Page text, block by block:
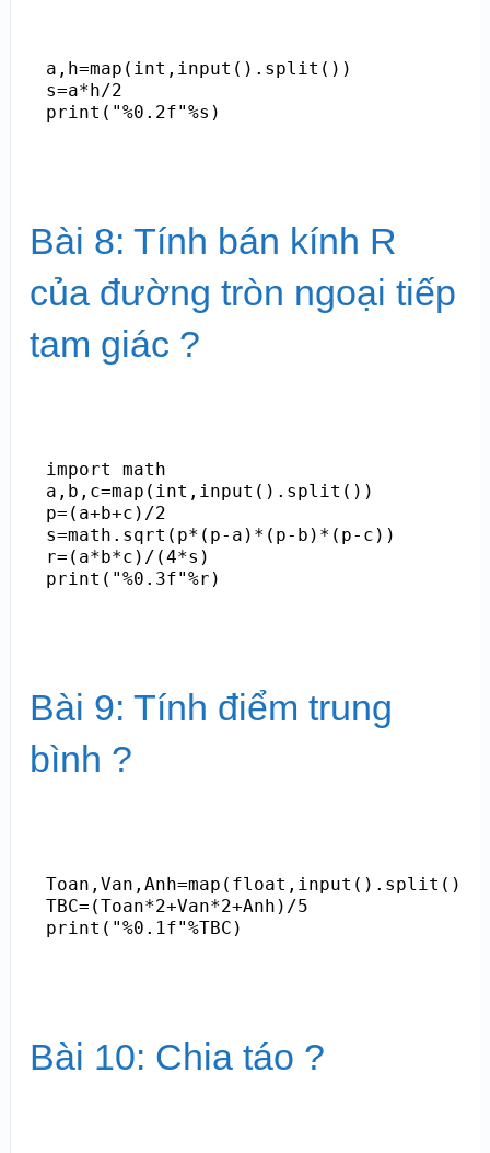
a,h=map(int,input().split())
s=a*h/2
Bài 8: Tính bán kính R
của đường tròn ngoại tiếp
tam giác ?
import math
a,b,c=map(int,input().split())
p=(a+b+c)/2
s=math.sqrt(p*(p-a)*(p-b)*(p-c))
r=(a*b*c)/(4*s)
Bài 9: Tính điểm trung
bình ?
Toan,Van,Anh=map(float,input().split())
TBC=(Toan*2+Van*2+Anh)/5
Bài 10: Chia táo ?